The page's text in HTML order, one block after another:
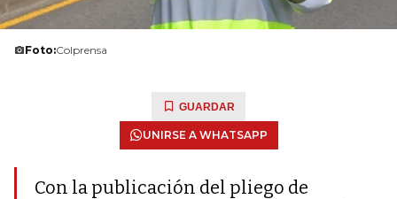
Foto:Colprensa
GUARDAR
UNIRSE A WHATSAPP
Con la publicación del pliego de